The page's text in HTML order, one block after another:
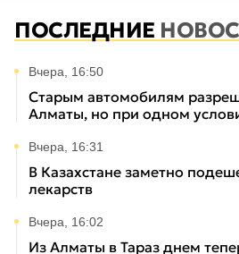
ПОСЛЕДНИЕ
Вчера, 16:50
Старым автомобилям
Алматы, но при одном
Вчера, 16:31
В Казахстане заметно
лекарств
Вчера, 16:02
Из Алматы в Тараз днем